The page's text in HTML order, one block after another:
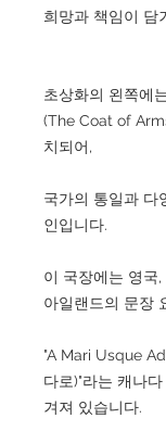
희망과 책임이 담
초상화의 왼쪽에
(The Coat of
치되어,
국가의 통일과 다
인입니다.
이 국장에는 영국
아일랜드의 문장
"A Mari Usque
다로)"라는 캐나
겨져 있습니다.